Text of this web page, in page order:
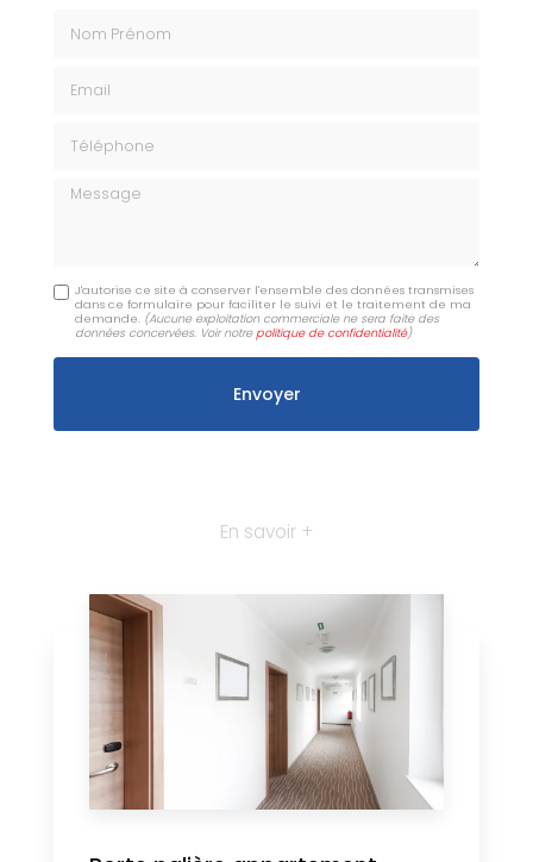
Message
J'autorise ce site à conserver l'ensemble des données transmises
dans ce formulaire pour faciliter le suivi et le traitement de ma
demande. (Aucune exploitation commerciale ne sera faite des
données concervées. Voir notrepolitique de confidentialité)
En savoir +